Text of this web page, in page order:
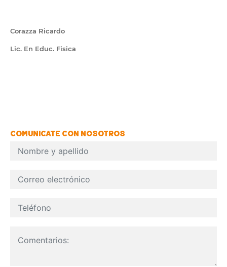
Corazza Ricardo
Lic. En Educ. Fisica
COMUNICATE CON NOSOTROS